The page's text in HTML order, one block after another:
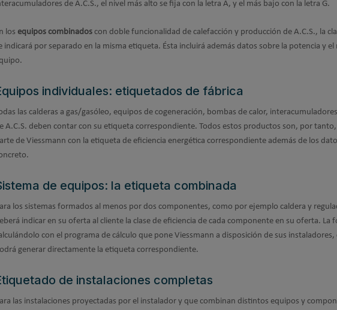
de A.C.S., el nivel más alto se fija con la letra A, y el más bajo con la letra G.
los equipos combinados con doble funcionalidad de calefacción y producción de A.C.S., la
indicará por separado en la misma etiqueta. Ésta incluirá además datos sobre la potencia y el
individuales: etiquetados de fábrica
las calderas a gas/gasóleo, equipos de cogeneración, bombas de calor,
A.C.S. deben contar con su etiqueta correspondiente. Todos estos productos son, por
de Viessmann con la etiqueta de eficiencia energética correspondiente además de los
de equipos: la etiqueta combinada
los sistemas formados al menos por dos componentes, como por ejemplo caldera y
indicar en su oferta al cliente la clase de eficiencia de cada componente en su oferta. La
con el programa de cálculo que pone Viessmann a disposición de sus instaladores,
generar directamente la etiqueta correspondiente.
de instalaciones completas
las instalaciones proyectadas por el instalador y que combinan distintos equipos y